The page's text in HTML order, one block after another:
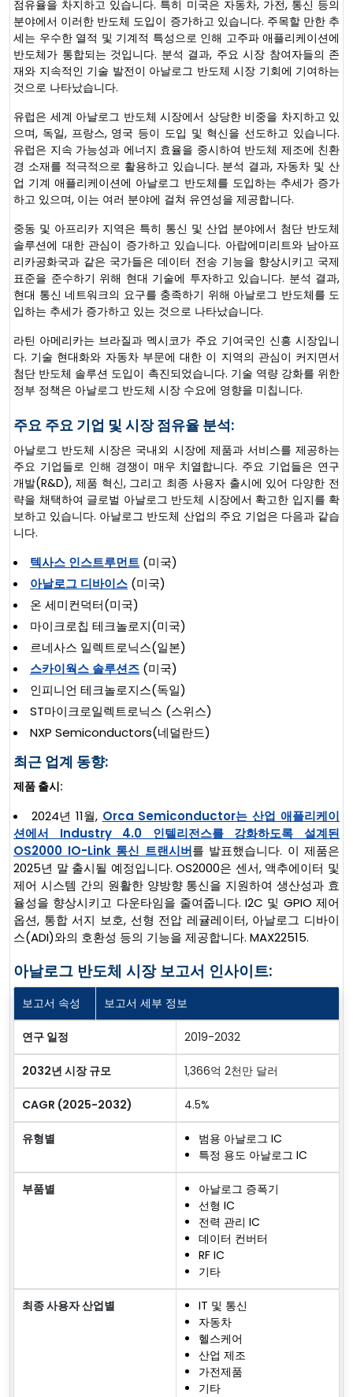
점유율을 차지하고 있습니다. 특히 미국은 자동차, 가전, 통신 등의
분야에서 이러한 반도체 도입이 증가하고 있습니다. 주목할 만한 추
세는 우수한 열적 및 기계적 특성으로 인해 고주파 애플리케이션에
반도체가 통합되는 것입니다. 분석 결과, 주요 시장 참여자들의 존
재와 지속적인 기술 발전이 아날로그 반도체 시장 기회에 기여하는
것으로 나타났습니다.
유럽은 세계 아날로그 반도체 시장에서 상당한 비중을 차지하고 있
으며, 독일, 프랑스, ​​영국 등이 도입 및 혁신을 선도하고 있습니다.
유럽은 지속 가능성과 에너지 효율을 중시하여 반도체 제조에 친환
경 소재를 적극적으로 활용하고 있습니다. 분석 결과, 자동차 및 산
업 기계 애플리케이션에 아날로그 반도체를 도입하는 추세가 증가
하고 있으며, 이는 여러 분야에 걸쳐 유연성을 제공합니다.
중동 및 아프리카 지역은 특히 통신 및 산업 분야에서 첨단 반도체
솔루션에 대한 관심이 증가하고 있습니다. 아랍에미리트와 남아프
리카공화국과 같은 국가들은 데이터 전송 기능을 향상시키고 국제
표준을 준수하기 위해 현대 기술에 투자하고 있습니다. 분석 결과,
현대 통신 네트워크의 요구를 충족하기 위해 아날로그 반도체를 도
입하는 추세가 증가하고 있는 것으로 나타났습니다.
라틴 아메리카는 브라질과 멕시코가 주요 기여국인 신흥 시장입니
다. 기술 현대화와 자동차 부문에 대한 이 지역의 관심이 커지면서
첨단 반도체 솔루션 도입이 촉진되었습니다. 기술 역량 강화를 위한
정부 정책은 아날로그 반도체 시장 수요에 영향을 미칩니다.
주요 주요 기업 및 시장 점유율 분석:
아날로그 반도체 시장은 국내외 시장에 제품과 서비스를 제공하는
주요 기업들로 인해 경쟁이 매우 치열합니다. 주요 기업들은 연구
개발(R&D), 제품 혁신, 그리고 최종 사용자 출시에 있어 다양한 전
략을 채택하여 글로벌 아날로그 반도체 시장에서 확고한 입지를 확
보하고 있습니다. 아날로그 반도체 산업의 주요 기업은 다음과 같습
니다.
텍사스 인스트루먼트 (미국)
아날로그 디바이스 (미국)
온 세미컨덕터(미국)
마이크로칩 테크놀로지(미국)
르네사스 일렉트로닉스(일본)
스카이웍스 솔루션즈 (미국)
인피니언 테크놀로지스(독일)
ST마이크로일렉트로닉스 (스위스)
NXP Semiconductors(네덜란드)
최근 업계 동향:
제품 출시:
2024년 11월, Orca Semiconductor는 산업 애플리케이
션에서 Industry 4.0 인텔리전스를 강화하도록 설계된
OS2000 IO-Link 통신 트랜시버를 발표했습니다. 이 제품은
2025년 말 출시될 예정입니다. OS2000은 센서, 액추에이터 및
제어 시스템 간의 원활한 양방향 통신을 지원하여 생산성과 효
율성을 향상시키고 다운타임을 줄여줍니다. I2C 및 GPIO 제어
옵션, 통합 서지 보호, 선형 전압 레귤레이터, 아날로그 디바이
스(ADI)와의 호환성 등의 기능을 제공합니다. MAX22515.
아날로그 반도체 시장 보고서 인사이트:
보고서 속성 보고서 세부 정보
연구 일정 2019-2032
2032년 시장 규모 1,366억 2천만 달러
CAGR (2025-2032) 4.5%
유형별
범용 아날로그 IC
특정 용도 아날로그 IC
부품별
아날로그 증폭기
선형 IC
전력 관리 IC
데이터 컨버터
RF IC
기타
최종 사용자 산업별
IT 및 통신
자동차
헬스케어
산업 제조
가전제품
기타